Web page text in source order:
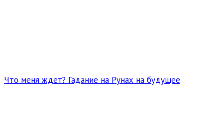
Что меня ждет? Гадание на Рунах на будущее